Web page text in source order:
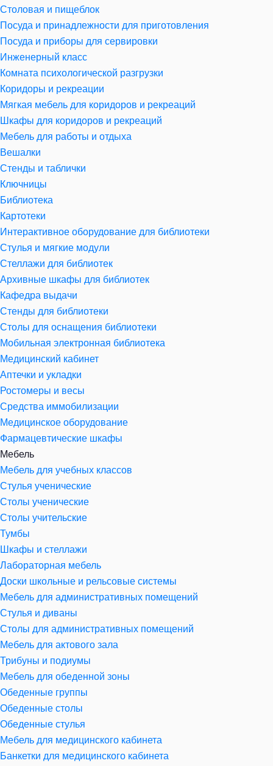
Столовая и пищеблок
Посуда и принадлежности для приготовления
Посуда и приборы для сервировки
Инженерный класс
Комната психологической разгрузки
Коридоры и рекреации
Мягкая мебель для коридоров и рекреаций
Шкафы для коридоров и рекреаций
Мебель для работы и отдыха
Вешалки
Стенды и таблички
Ключницы
Библиотека
Картотеки
Интерактивное оборудование для библиотеки
Стулья и мягкие модули
Стеллажи для библиотек
Архивные шкафы для библиотек
Кафедра выдачи
Стенды для библиотеки
Столы для оснащения библиотеки
Мобильная электронная библиотека
Медицинский кабинет
Аптечки и укладки
Ростомеры и весы
Средства иммобилизации
Медицинское оборудование
Фармацевтические шкафы
Мебель
Мебель для учебных классов
Стулья ученические
Столы ученические
Столы учительские
Тумбы
Шкафы и стеллажи
Лабораторная мебель
Доски школьные и рельсовые системы
Мебель для административных помещений
Стулья и диваны
Столы для административных помещений
Мебель для актового зала
Трибуны и подиумы
Мебель для обеденной зоны
Обеденные группы
Обеденные столы
Обеденные стулья
Мебель для медицинского кабинета
Банкетки для медицинского кабинета